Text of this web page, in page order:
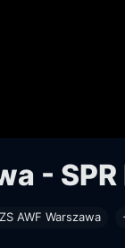
-
AWF Warszawa